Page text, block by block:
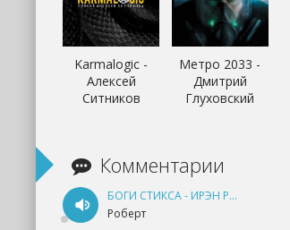
Karmalogic -
Алексей
Ситников
Метро 2033 -
Дмитрий
Глуховский
Комментарии
БОГИ СТИКСА - ИРЭН РУДКЕВИЧ
Роберт